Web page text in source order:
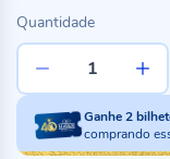
Quantidade
Ganhe2
comprando